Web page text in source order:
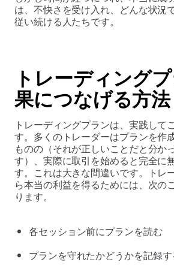
は、不快さを受け入れ、どんな状況
従い続ける人たちです。
トレーディング
果につなげる方法
トレーディングプランは、実践して
す。多くのトレーダーはプランを作
ものの（それが正しいことだと分か
す）、実際に取引を始めると完全に
す。これは大きな間違いです。トレ
ら本当の利益を得るためには、次の
ります。
各セッション前にプランを読む
プランを守れたかどうかを記録す